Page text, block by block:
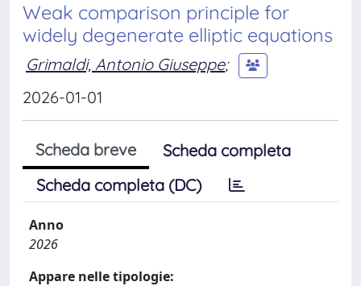
Weak comparison principle for
widely degenerate elliptic equations
Grimaldi, Antonio Giuseppe;
2026-01-01
Scheda breve
Scheda completa
Scheda completa (DC)
Anno
2026
Appare nelle tipologie: